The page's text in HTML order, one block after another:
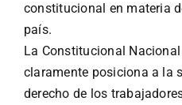
constitucional en materia
país.
La Constitucional
claramente posiciona a la
derecho de los